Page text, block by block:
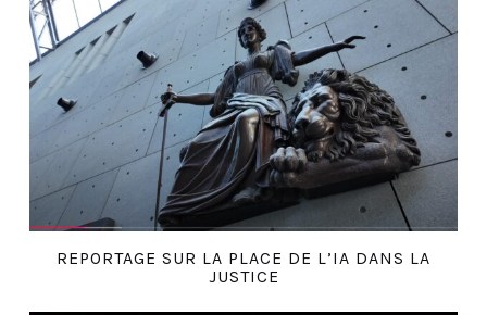
REPORTAGE SUR LA PLACE DE L’IA DANS LA
JUSTICE